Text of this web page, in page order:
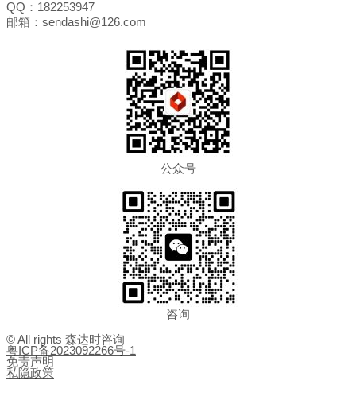
QQ：182253947
邮箱：sendashi@126.com
公众号
咨询
© All rights 森达时咨询
粤ICP备2023092266号-1
免责声明
私隐政策